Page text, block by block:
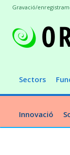
Sectors
Innovació
Gravació/